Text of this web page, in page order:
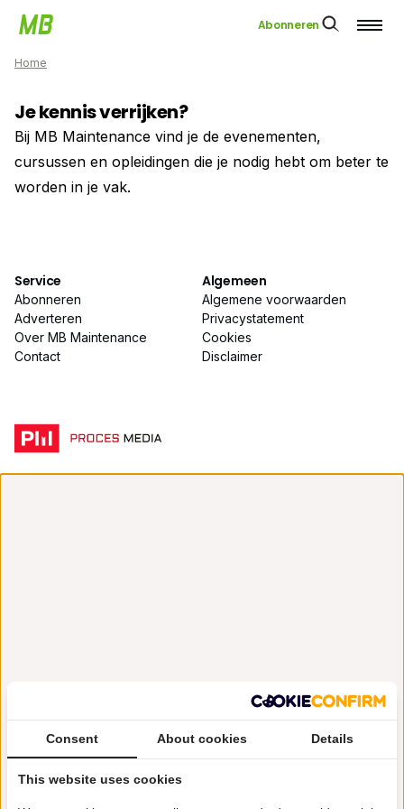
Abonneren
Home
Je kennis verrijken?
Bij MB Maintenance vind je de evenementen,
cursussen en opleidingen die je nodig hebt om beter te
worden in je vak.
Service
Abonneren
Adverteren
Over MB Maintenance
Contact
Algemeen
Algemene voorwaarden
Privacystatement
Cookies
Disclaimer
Consent About cookies Details
This website uses cookies